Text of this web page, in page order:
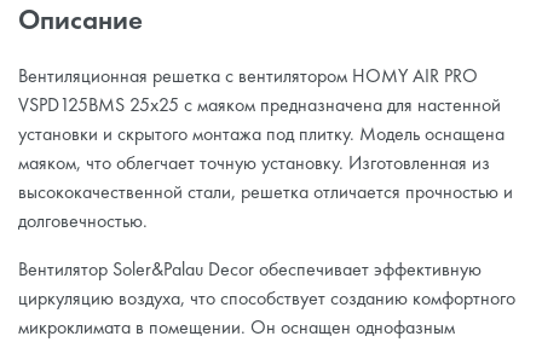
Описание
Вентиляционная решетка с вентилятором HOMY AIR PRO
VSPD125BMS 25х25 с маяком предназначена для настенной
установки и скрытого монтажа под плитку. Модель оснащена
маяком, что облегчает точную установку. Изготовленная из
высококачественной стали, решетка отличается прочностью и
долговечностью.
Вентилятор Soler&Palau Decor обеспечивает эффективную
циркуляцию воздуха, что способствует созданию комфортного
микроклимата в помещении. Он оснащен однофазным